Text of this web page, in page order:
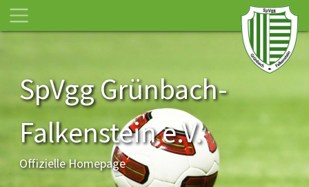
SpVgg Grünbach-
Falkenstein e.V.
Offizielle Homepage